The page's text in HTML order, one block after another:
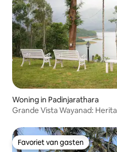
Woning in Padinjarathara
Grande Vista Wayanad:
Favoriet van gasten
Favoriet van gasten